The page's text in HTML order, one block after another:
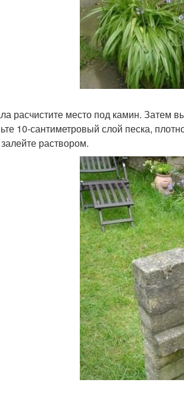
расчистите место под камин. Затем
10-сантиметровый слой песка,
раствором.